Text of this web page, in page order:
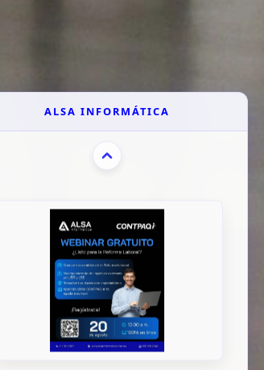
ALSA INFORMÁTICA
📌 Webinar GRATUITO: ¿Tu empresa
está realmente lista para la